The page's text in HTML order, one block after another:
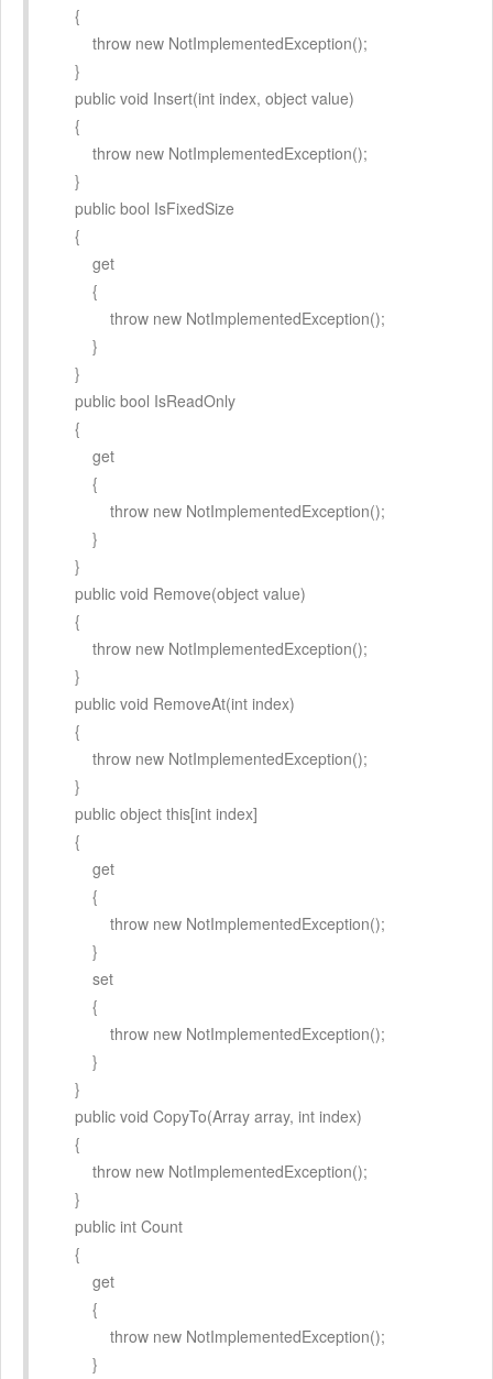
{
throw new NotImplementedException();
}
public void Insert(int index, object value)
{
throw new NotImplementedException();
}
public bool IsFixedSize
{
get
{
throw new NotImplementedException();
}
}
public bool IsReadOnly
{
get
{
throw new NotImplementedException();
}
}
public void Remove(object value)
{
throw new NotImplementedException();
}
public void RemoveAt(int index)
{
throw new NotImplementedException();
}
public object this[int index]
{
get
{
throw new NotImplementedException();
}
set
{
throw new NotImplementedException();
}
}
public void CopyTo(Array array, int index)
{
throw new NotImplementedException();
}
public int Count
{
get
{
throw new NotImplementedException();
}